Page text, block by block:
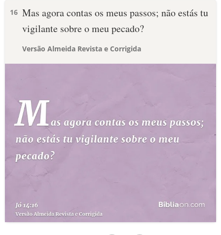
16 Mas agora contas os meus passos; não estás tu
vigilante sobre o meu pecado?
Versão Almeida Revista e Corrigida